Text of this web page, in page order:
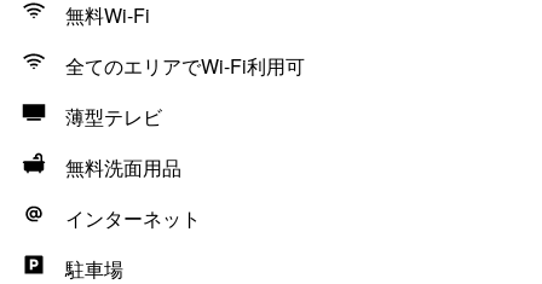
無料Wi-Fi
全てのエリアでWi-Fi利用可
薄型テレビ
無料洗面用品
インターネット
駐車場